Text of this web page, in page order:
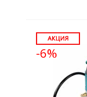
-6%